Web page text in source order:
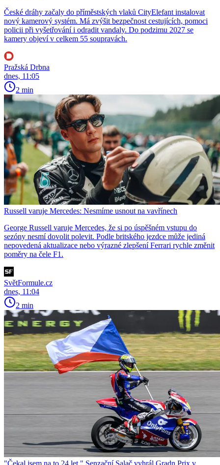
České dráhy začaly do příměstských vlaků CityElefant instalovat
nový kamerový systém. Má zvýšit bezpečnost cestujících, pomoci
policii při vyšetřování i odradit vandaly. Do podzimu 2027 se
kamery objeví v celkem 55 soupravách.
Pražská Drbna
dnes, 11:05
2 min
Russell varuje Mercedes: Nesmíme usnout na vavřínech
George Russell varuje Mercedes, že si po úspěšném vstupu do
sezóny nesmí dovolit polevit. Podle britského jezdce může jediná
nepovedená aktualizace nebo výrazné zlepšení Ferrari rychle změnit
poměry na čele F1.
SvětFormule.cz
dnes, 11:04
2 min
"Čekal jsem na to 24 let." Senzační Salač vyhrál Gradn Prix v